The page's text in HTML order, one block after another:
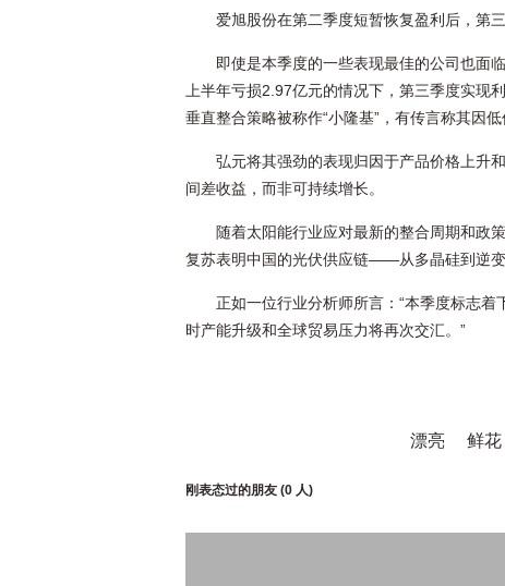
爱旭股份在第二季度短暂恢复盈利后，第
即使是本季度的一些表现最佳的公司也面
上半年亏损2.97亿元的情况下，第三季度实现
垂直整合策略被称作“小隆基”，有传言称其因
弘元将其强劲的表现归因于产品价格上升
间差收益，而非可持续增长。
随着太阳能行业应对最新的整合周期和政
复苏表明中国的光伏供应链——从多晶硅到逆
正如一位行业分析师所言：“本季度标志
时产能升级和全球贸易压力将再次交汇。”
漂亮 鲜花
刚表态过的朋友 (0 人)